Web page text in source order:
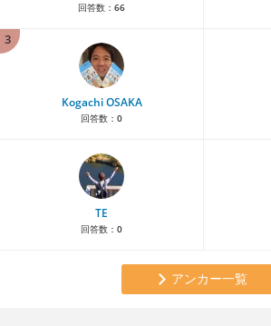
回答数： 66
3
Kogachi OSAKA
回答数： 0
TE
回答数： 0
アンカー一覧